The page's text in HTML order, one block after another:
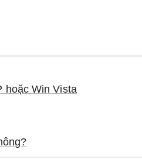
hoặc Win Vista